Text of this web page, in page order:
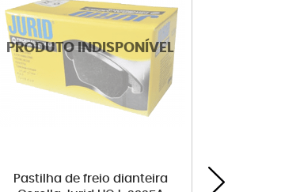
Pastilha de freio dianteira